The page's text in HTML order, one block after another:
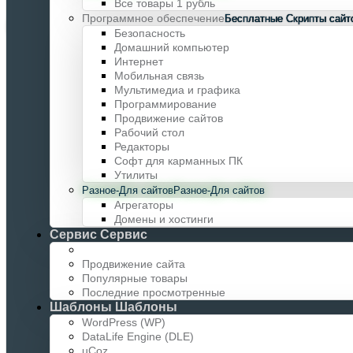
Все товары 1 рубль
Программное обеспечение Бесплатные Скрипты
Безопасность
Домашний компьютер
Интернет
Мобильная связь
Мультимедиа и графика
Программирование
Продвижение сайтов
Рабочий стол
Редакторы
Софт для карманных ПК
Утилиты
Разное-Для сайтовРазное-Для сайтов
Агрегаторы
Домены и хостинги
Сервис Сервис
Продвижение сайта
Популярные товары
Последние просмотренные
Шаблоны Шаблоны
WordPress (WP)
DataLife Engine (DLE)
Товаров нет
Скрипты порталов
Скрипты казино
Доски объявлений
Интернет магазины
Буксы (Bux)
Скрипты HYIP и MLM
Инвест игры и фермы
Модули и Плагины